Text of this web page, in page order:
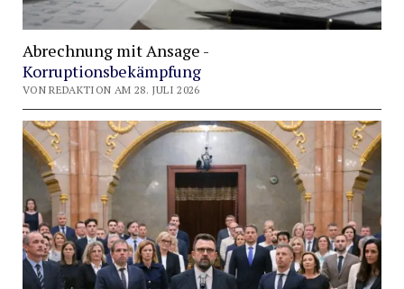
Abrechnung mit Ansage -
Korruptionsbekämpfung
VON REDAKTION AM 28. JULI 2026